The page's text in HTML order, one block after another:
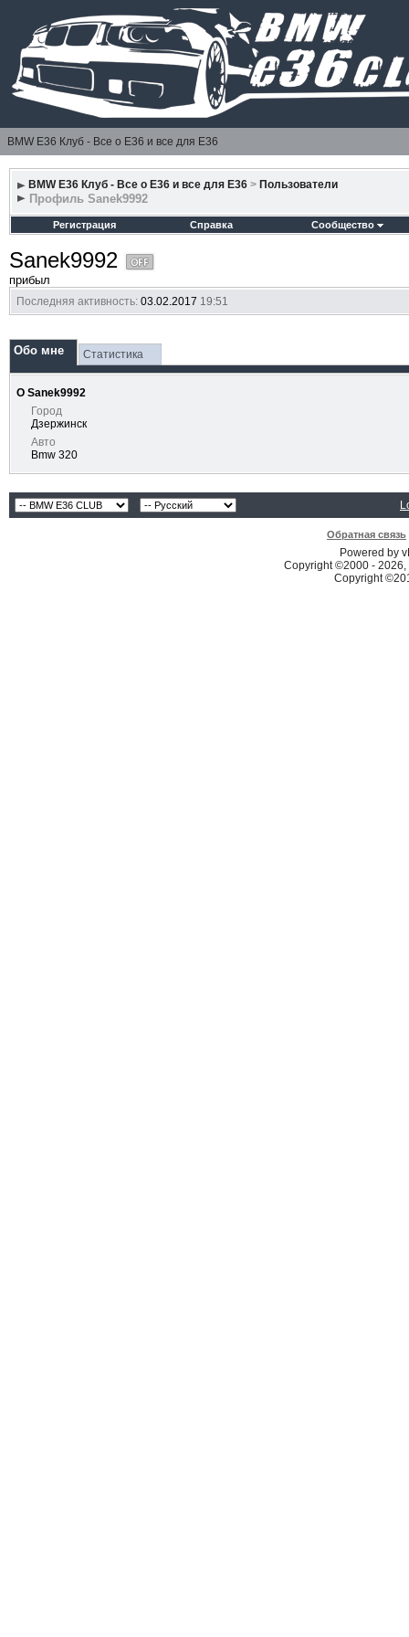
BMW E36 Клуб - Все о Е36 и все для Е36
BMW E36 Клуб - Все о Е36 и все для Е36 > Пользователи
Профиль Sanek9992
Регистрация Справка Сообщество
Sanek9992
прибыл
Последняя активность:03.02.2017 19:51
Обо мне Статистика
О Sanek9992
Город
Дзержинск
Авто
Bmw 320
Обратная связь
Powered by
Copyright ©2000 -
Copyright